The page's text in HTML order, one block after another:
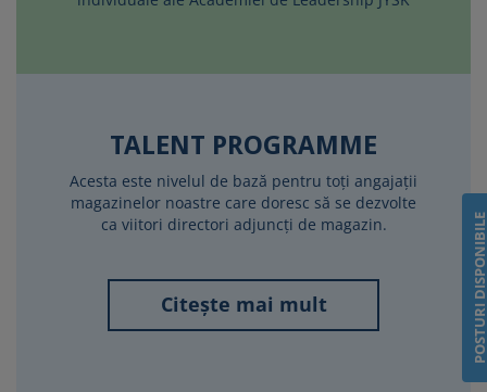
POSTURI
TALENT PROGRAMME
Acesta este nivelul de bază pentru toți angajații
magazinelor noastre care doresc să se dezvolte
ca viitori directori adjuncți de magazin.
Citește mai mult